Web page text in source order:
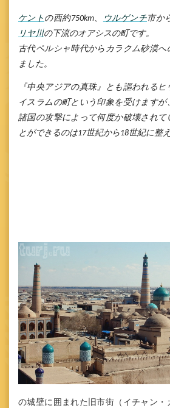
ケント の西約750km、 ウルゲンチ市か
リヤ川の下流のオアシスの町です。
古代ペルシャ時代からカラクム砂漠へ
ました。
『中央アジアの真珠』とも謳われる
イスラムの町という印象を受けます
諸国の攻撃によって何度か破壊されて
とができるのは17世紀から18世紀に整
の城壁に囲まれた旧市街（イチャン・